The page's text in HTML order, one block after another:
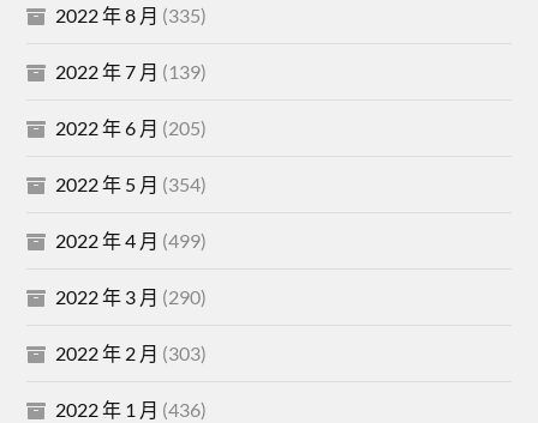
2022 年 8 月 (335)
2022 年 7 月 (139)
2022 年 6 月 (205)
2022 年 5 月 (354)
2022 年 4 月 (499)
2022 年 3 月 (290)
2022 年 2 月 (303)
2022 年 1 月 (436)